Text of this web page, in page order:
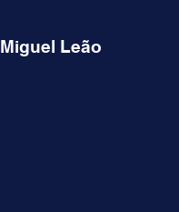
Miguel Leão